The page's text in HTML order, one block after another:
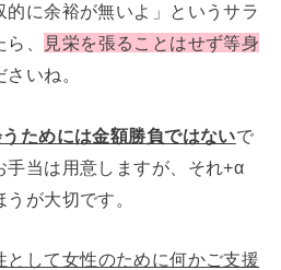
的に余裕が無いよ」というサラ
、
見栄を張ることはせず等身
いね。
ためには金額勝負ではないで
手当は用意しますが、それ+α
が大切です。
として女性のために何かご支援